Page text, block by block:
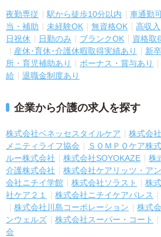
夜勤専従 駅から徒歩10分以内 車通勤
当・補助
未経験OK 無資格OK 高収入
日祝休
日勤のみ ブランクOK 資格取
産休･育休･介護休暇取得実績あり
新
所・育児補助あり
ボーナス・賞与あり
給
退職金制度あり
企業から介護の求人を探す
株式会社ベネッセスタイルケア 株式会
メニティライフ協会
ＳＯＭＰＯケア株
ルー株式会社
株式会社SOYOKAZE 株
介護株式会社
株式会社ケアリッツ・ア
会社ニチイ学館
株式会社ソラスト 株
社ケア２１
株式会社ニチイケアパレス
株式会社川島コーポレーション
株式
ンウェルズ
株式会社スーパー・コート
会